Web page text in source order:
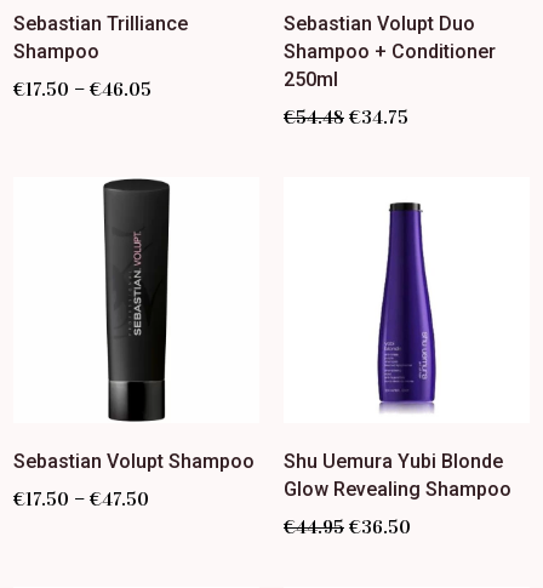
Sebastian Trilliance
Shampoo
€17.50 –€46.05
Sebastian Volupt Duo
Shampoo + Conditioner
250ml
€54.48 €34.75
Sebastian Volupt Shampoo
€17.50 –€47.50
Shu Uemura Yubi Blonde
Glow Revealing Shampoo
€44.95 €36.50